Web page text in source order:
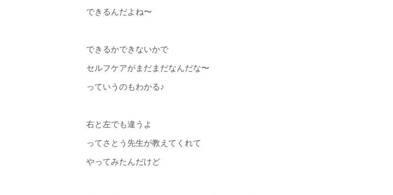
できるんだよね〜
できるかできないかで
セルフケアがまだまだなんだな〜
っていうのもわかる♪
右と左でも違うよ
ってさとう先生が教えてくれて
やってみたんだけど